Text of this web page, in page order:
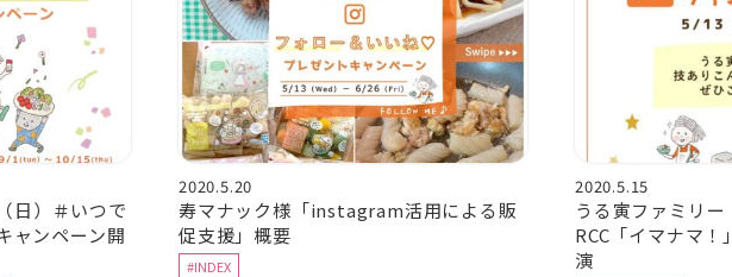
日）＃いつで
ャンペーン開
2020.5.20
寿マナック様「instagram活用による販
促支援」概要
#INDEX
2020.5.15
うる寅ファミリー
RCC「イマナマ
演